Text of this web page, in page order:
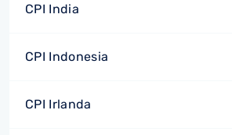
CPI India
CPI Indonesia
CPI Irlanda